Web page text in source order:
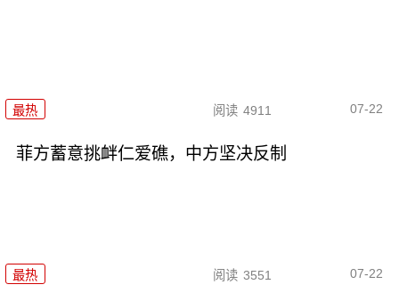
最热 阅读 4911 07-22
菲方蓄意挑衅仁爱礁，中方坚决反制
最热 阅读 3551 07-22